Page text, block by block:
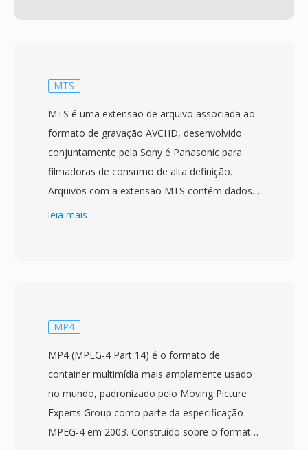
MTS
MTS é uma extensão de arquivo associada ao
formato de gravação AVCHD, desenvolvido
conjuntamente pela Sony é Panasonic para
filmadoras de consumo de alta definição.
Arquivos com a extensão MTS contém dados
de transport stream MPEG-2 carregando vídeo
M2TS que normalmente se referem ao mesmo
disco Blu-ray. Filmadoras de consumo é semi-
profissionais da Sony, Panasonic, Canon é
outros fabricantes gravam arquivos MTS em
uma hierarquia de diretorio estruturada em
leia mais
MP4
MP4 (MPEG-4 Part 14) é o formato de
container multimídia mais amplamente usado
no mundo, padronizado pelo Moving Picture
Experts Group como parte da especificação
MPEG-4 em 2003. Construído sobre o formato